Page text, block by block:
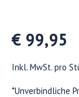
€ 99,95
Inkl. MwSt. pro
*Unverbindliche